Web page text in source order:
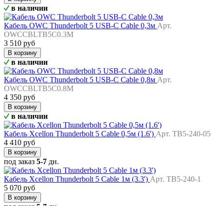
в наличии
Кабель OWC Thunderbolt 5 USB-C Cable 0,3м Арт.
OWCCBLTB5C0.3M
3 510 руб
В корзину
в наличии
Кабель OWC Thunderbolt 5 USB-C Cable 0,8м Арт.
OWCCBLTB5C0.8M
4 350 руб
В корзину
в наличии
Кабель Xcellon Thunderbolt 5 Cable 0,5м (1.6') Арт. TB5-240-05
4 410 руб
В корзину
под заказ 5-7 дн.
Кабель Xcellon Thunderbolt 5 Cable 1м (3.3') Арт. TB5-240-1
5 070 руб
В корзину